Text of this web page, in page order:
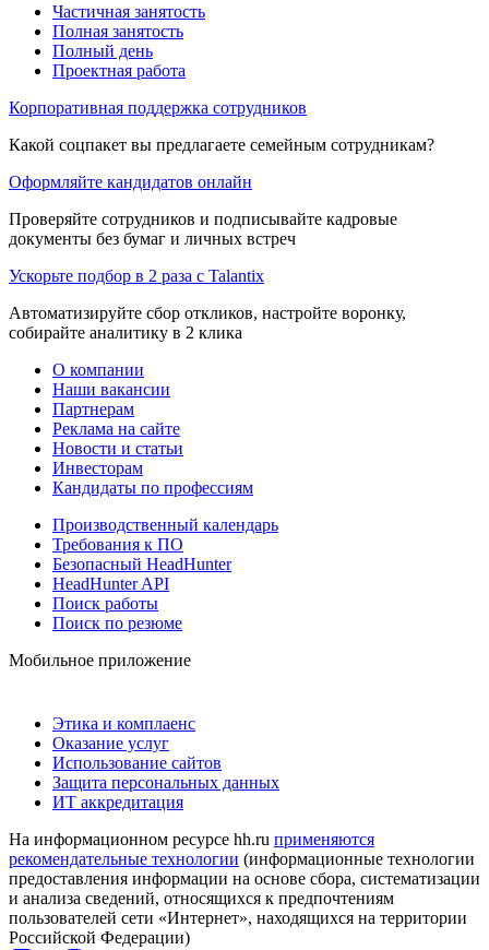
Частичная занятость
Полная занятость
Полный день
Проектная работа
Корпоративная поддержка сотрудников
Какой соцпакет вы предлагаете семейным сотрудникам?
Оформляйте кандидатов онлайн
Проверяйте сотрудников и подписывайте кадровые
документы без бумаг и личных встреч
Ускорьте подбор в 2 раза с Talantix
Автоматизируйте сбор откликов, настройте воронку,
собирайте аналитику в 2 клика
О компании
Наши вакансии
Партнерам
Реклама на сайте
Новости и статьи
Инвесторам
Кандидаты по профессиям
Производственный календарь
Требования к ПО
Безопасный HeadHunter
HeadHunter API
Поиск работы
Поиск по резюме
Мобильное приложение
Этика и комплаенс
Оказание услуг
Использование сайтов
Защита персональных данных
ИТ аккредитация
На информационном ресурсе hh.ru применяются
рекомендательные технологии (информационные технологии
предоставления информации на основе сбора, систематизации
и анализа сведений, относящихся к предпочтениям
пользователей сети «Интернет», находящихся на территории
Российской Федерации)